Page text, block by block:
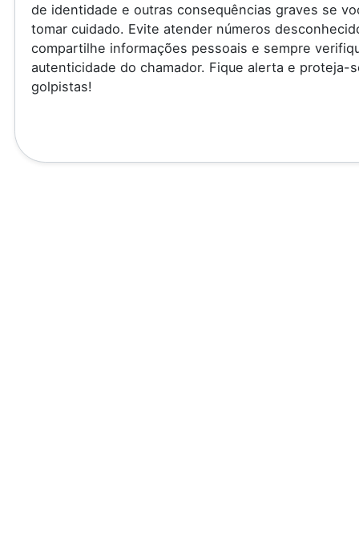
de identidade e outras consequências graves se
tomar cuidado. Evite atender números
compartilhe informações pessoais e sempre
autenticidade do chamador. Fique alerta e proteja-
golpistas!